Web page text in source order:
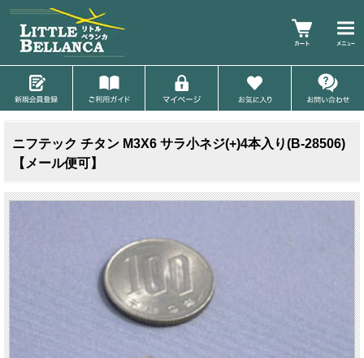
ニフテック チタン M3X6 サラ小ネジ(+)4本入り(B-28506)
【メール便可】